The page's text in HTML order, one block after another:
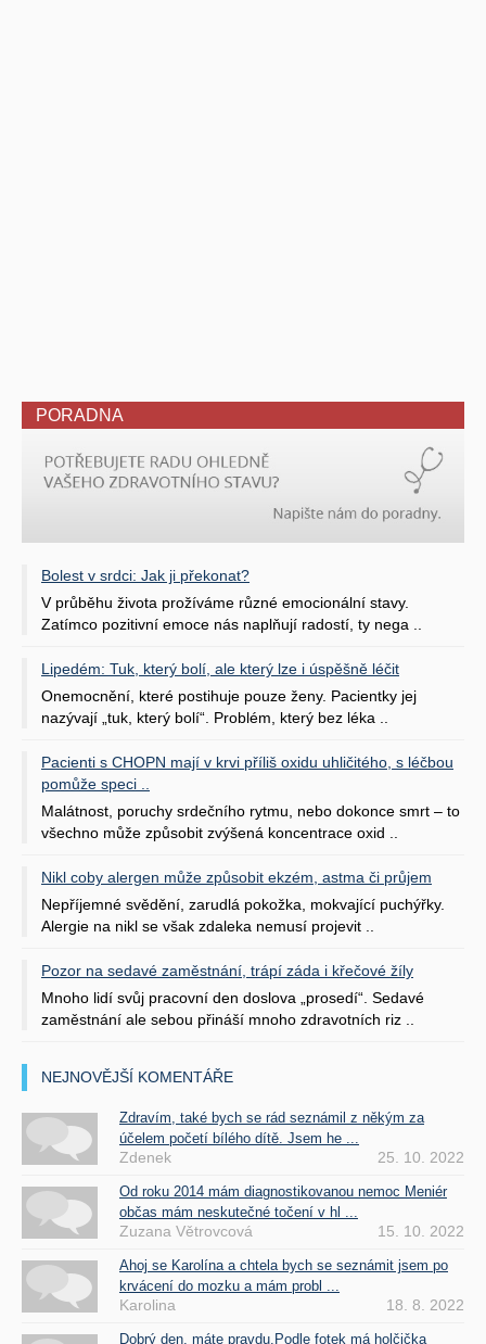
PORADNA
Bolest v srdci: Jak ji překonat?
V průběhu života prožíváme různé emocionální stavy.
Zatímco pozitivní emoce nás naplňují radostí, ty nega ..
Lipedém: Tuk, který bolí, ale který lze i úspěšně léčit
Onemocnění, které postihuje pouze ženy. Pacientky jej
nazývají „tuk, který bolí“. Problém, který bez léka ..
Pacienti s CHOPN mají v krvi příliš oxidu uhličitého, s léčbou
pomůže speci ..
Malátnost, poruchy srdečního rytmu, nebo dokonce smrt – to
všechno může způsobit zvýšená koncentrace oxid ..
Nikl coby alergen může způsobit ekzém, astma či průjem
Nepříjemné svědění, zarudlá pokožka, mokvající puchýřky.
Alergie na nikl se však zdaleka nemusí projevit ..
Pozor na sedavé zaměstnání, trápí záda i křečové žíly
Mnoho lidí svůj pracovní den doslova „prosedí“. Sedavé
zaměstnání ale sebou přináší mnoho zdravotních riz ..
NEJNOVĚJŠÍ KOMENTÁŘE
Zdravím, také bych se rád seznámil z někým za
účelem početí bílého dítě. Jsem he ...
Zdenek 25. 10. 2022
Od roku 2014 mám diagnostikovanou nemoc Meniér
občas mám neskutečné točení v hl ...
Zuzana Větrovcová 15. 10. 2022
Ahoj se Karolína a chtela bych se seznámit jsem po
krvácení do mozku a mám probl ...
Karolina 18. 8. 2022
Dobrý den, máte pravdu.Podle fotek má holčička